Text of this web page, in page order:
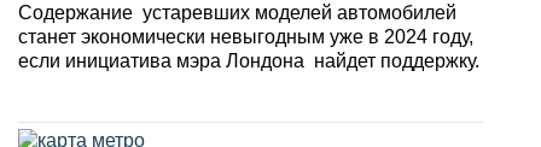
Содержание устаревших моделей автомобилей
станет экономически невыгодным уже в 2024 году,
если инициатива мэра Лондона найдет поддержку.